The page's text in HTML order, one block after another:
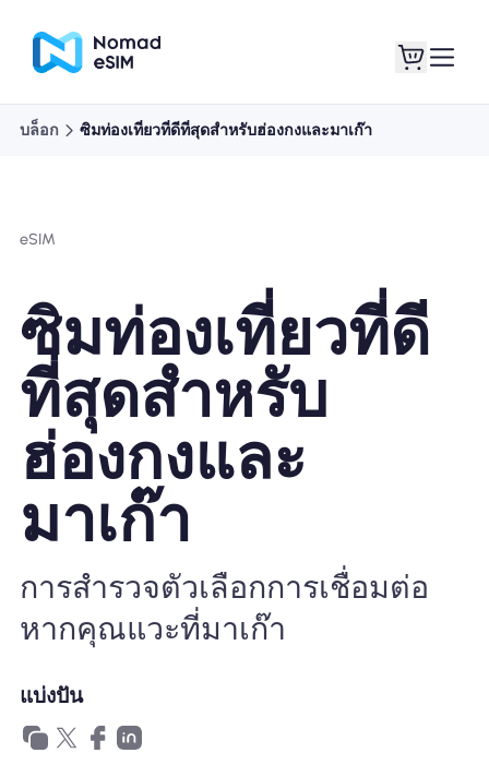
แผนร้านค้า
เกี่ยวกับ eSIM
ทำไมต้อง Nomad eSIM
การใช้ eSIM
สำหรับธุรกิจ
บล็อก ซิมท่องเที่ยวที่ดีที่สุดสำหรับฮ่องกงและมาเก๊า
eSIM
ซิมท่องเที่ยวที่ดี
ที่สุดสำหรับ
ฮ่องกงและ
มาเก๊า
การสำรวจตัวเลือกการเชื่อมต่อ
หากคุณแวะที่มาเก๊า
แบ่งปัน